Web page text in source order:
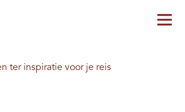
ter inspiratie voor je reis